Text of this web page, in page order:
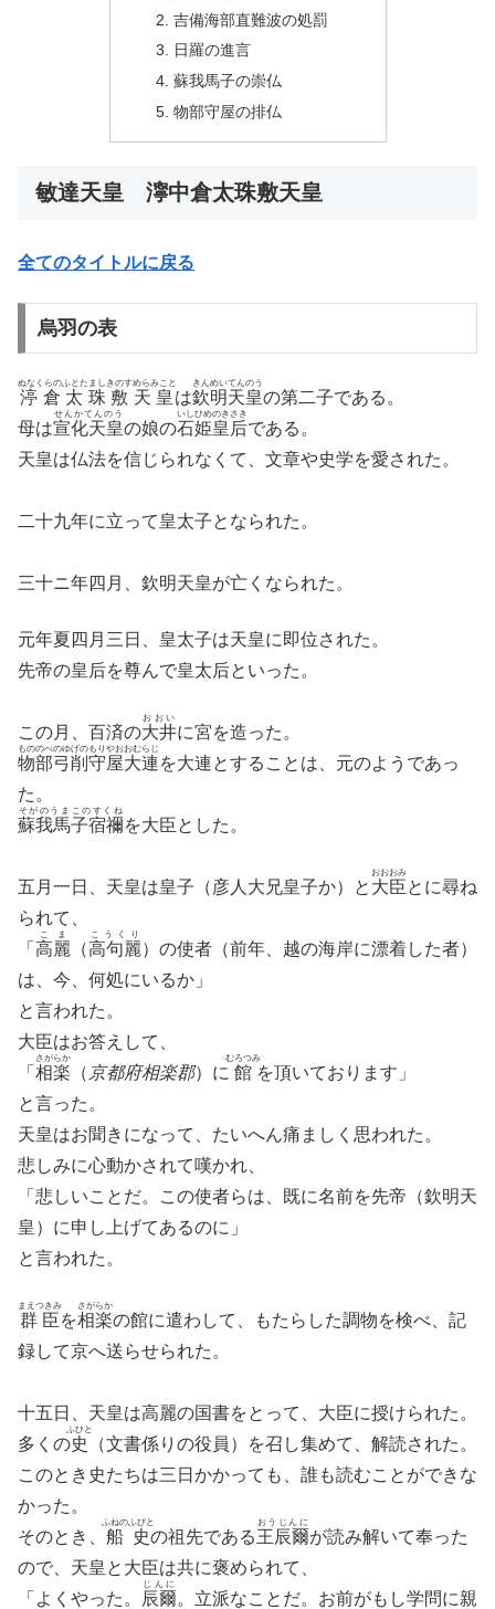
吉備海部直難波の処罰
日羅の進言
蘇我馬子の崇仏
物部守屋の排仏
敏達天皇 濘中倉太珠敷天皇
全てのタイトルに戻る
烏羽の表
渟倉太珠敷天皇
ぬなくらのふとたましきのすめらみこと
は欽明天皇
きんめいてんのう
の第二子である。
母は宣化天皇
せんかてんのう
の娘の石姫皇后
いしひめのきさき
である。
天皇は仏法を信じられなくて、文章や史学を愛された。
二十九年に立って皇太子となられた。
三十ニ年四月、欽明天皇が亡くなられた。
元年夏四月三日、皇太子は天皇に即位された。
先帝の皇后を尊んで皇太后といった。
この月、百済の大井
おおい
に宮を造った。
物部弓削守屋大連
もののべのゆげのもりやおおむらじ
を大連とすることは、元のようであっ
た。
蘇我馬子宿禰
そがのうまこのすくね
を大臣とした。
五月一日、天皇は皇子（彦人大兄皇子か）と 大臣
おおおみ
とに尋ね
られて、
「 高麗
こま
（高句麗
こうくり
）の使者（前年、越の海岸に漂着した者）
は、今、何処にいるか」
と言われた。
大臣はお答えして、
「 相楽
さがらか
（ 京都府相楽郡）に 館
むろつみ
を頂いております」
と言った。
天皇はお聞きになって、たいへん痛ましく思われた。
悲しみに心動かされて嘆かれ、
「悲しいことだ。この使者らは、既に名前を先帝（欽明天
皇）に申し上げてあるのに」
と言われた。
群臣
まえつきみ
を相楽
さがらか
の館に遣わして、もたらした調物を検べ、記
録して京へ送らせられた。
十五日、天皇は高麗の国書をとって、大臣に授けられた。
多くの史
ふひと
（文書係りの役員）を召し集めて、解読された。
このとき史たちは三日かかっても、誰も読むことができな
かった。
そのとき、 船史
ふねのふびと
の祖先である王辰爾
おうじんに
が読み解いて奉った
ので、天皇と大臣は共に褒められて、
「よくやった。
辰爾
じんに
。立派なことだ。お前がもし学問に親